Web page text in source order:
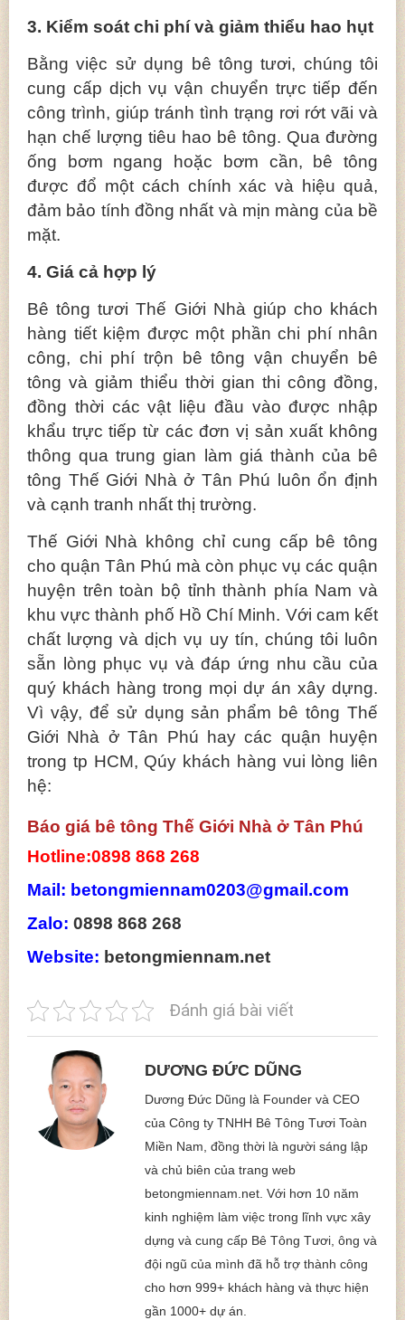
3. Kiểm soát chi phí và giảm thiểu hao hụt
Bằng việc sử dụng bê tông tươi, chúng tôi
cung cấp dịch vụ vận chuyển trực tiếp đến
công trình, giúp tránh tình trạng rơi rớt vãi và
hạn chế lượng tiêu hao bê tông. Qua đường
ống bơm ngang hoặc bơm cần, bê tông
được đổ một cách chính xác và hiệu quả,
đảm bảo tính đồng nhất và mịn màng của bề
mặt.
4. Giá cả hợp lý
Bê tông tươi Thế Giới Nhà giúp cho khách
hàng tiết kiệm được một phần chi phí nhân
công, chi phí trộn bê tông vận chuyển bê
tông và giảm thiểu thời gian thi công đồng,
đồng thời các vật liệu đầu vào được nhập
khẩu trực tiếp từ các đơn vị sản xuất không
thông qua trung gian làm giá thành của bê
tông Thế Giới Nhà ở Tân Phú luôn ổn định
và cạnh tranh nhất thị trường.
Thế Giới Nhà không chỉ cung cấp bê tông
cho quận Tân Phú mà còn phục vụ các quận
huyện trên toàn bộ tỉnh thành phía Nam và
khu vực thành phố Hồ Chí Minh. Với cam kết
chất lượng và dịch vụ uy tín, chúng tôi luôn
sẵn lòng phục vụ và đáp ứng nhu cầu của
quý khách hàng trong mọi dự án xây dựng.
Vì vậy, để sử dụng sản phẩm bê tông Thế
Giới Nhà ở Tân Phú hay các quận huyện
trong tp HCM, Qúy khách hàng vui lòng liên
hệ:
Báo giá bê tông Thế Giới Nhà ở Tân Phú
Hotline:0898 868 268
Mail: betongmiennam0203@gmail.com
Zalo: 0898 868 268
Website: betongmiennam.net
Đánh giá bài viết
DƯƠNG ĐỨC DŨNG
Dương Đức Dũng là Founder và CEO
của Công ty TNHH Bê Tông Tươi Toàn
Miền Nam, đồng thời là người sáng lập
và chủ biên của trang web
betongmiennam.net. Với hơn 10 năm
kinh nghiệm làm việc trong lĩnh vực xây
dựng và cung cấp Bê Tông Tươi, ông và
đội ngũ của mình đã hỗ trợ thành công
cho hơn 999+ khách hàng và thực hiện
gần 1000+ dự án.